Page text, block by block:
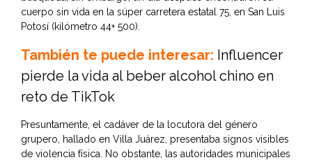
cuerpo sin vida en la súper carretera estatal 75, en San Luis
Potosí (kilómetro 44+ 500).
También te puede interesar: Influencer
pierde la vida al beber alcohol chino en
reto de TikTok
Presuntamente, el cadáver de la locutora del género
grupero, hallado en Villa Juárez, presentaba signos visibles
de violencia física. No obstante, las autoridades municipales